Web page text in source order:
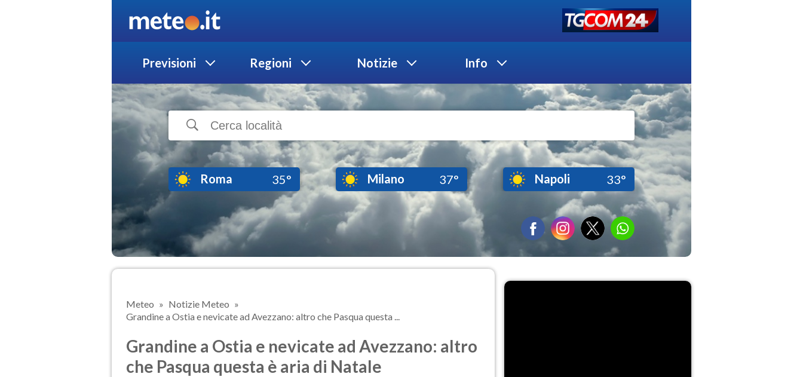
Previsioni Regioni Notizie Info
Roma 35° Milano 37° Napoli 33°
Meteo
Notizie Meteo
Grandine a Ostia e nevicate ad Avezzano: altro che Pasqua questa ...
Grandine a Ostia e nevicate ad Avezzano: altro
che Pasqua questa è aria di Natale